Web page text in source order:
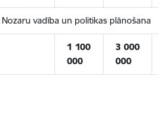
vadība un politikas plānošana
1 100
000
3 000
000